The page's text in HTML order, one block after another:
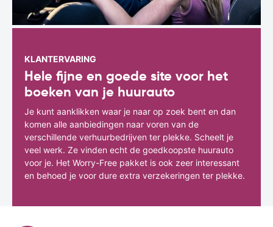
KLANTERVARING
Hele fijne en goede site voor het
boeken van je huurauto
Je kunt aanklikken waar je naar op zoek bent en dan
komen alle aanbiedingen naar voren van de
verschillende verhuurbedrijven ter plekke. Scheelt je
veel werk. Ze vinden echt de goedkoopste huurauto
voor je. Het Worry-Free pakket is ook zeer interessant
en behoed je voor dure extra verzekeringen ter plekke.